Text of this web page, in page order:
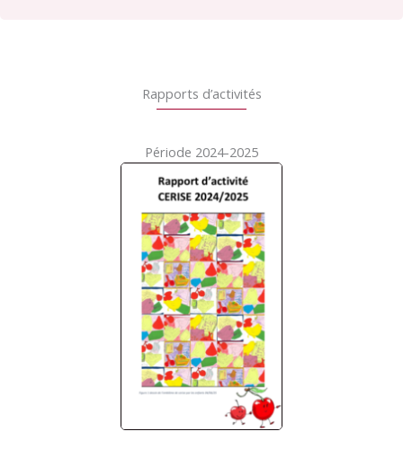
Rapports d’activités
Période 2024-2025